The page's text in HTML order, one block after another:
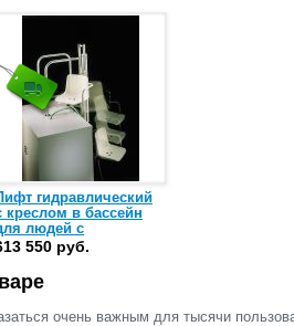
гидравлический
креслом в бассейн
людей с
возможностями Astral
550 руб.
очень важным для тысячи